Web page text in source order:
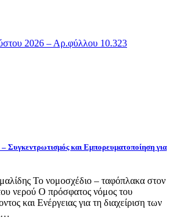
2026 – Αρ.φύλλου 10.323
Συγκεντρωτισμός και Εμπορευματοποίηση για
Το νομοσχέδιο – ταφόπλακα στον
νερού Ο πρόσφατος νόμος του
και Ενέργειας για τη διαχείριση των